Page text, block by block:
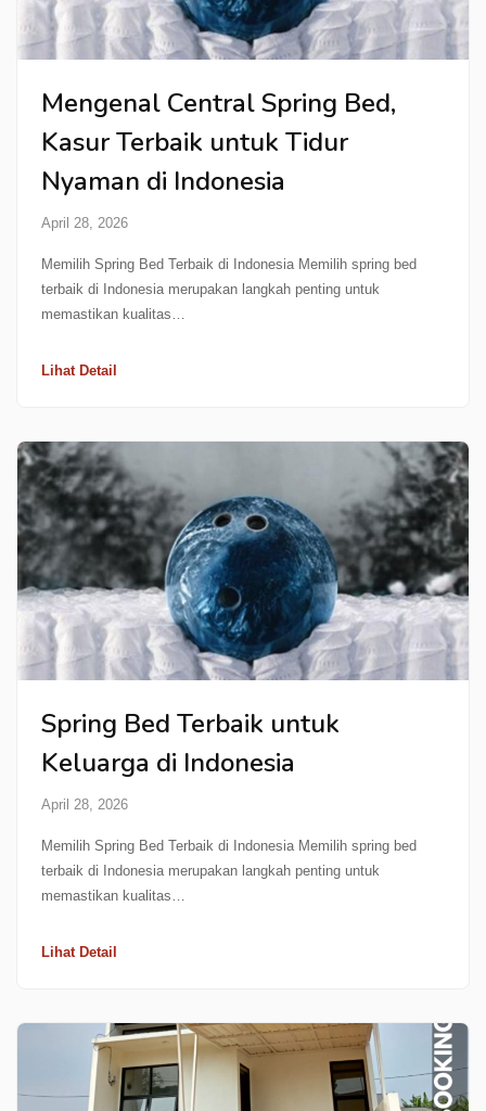
Mengenal Central Spring Bed,
Kasur Terbaik untuk Tidur
Nyaman di Indonesia
April 28, 2026
Memilih Spring Bed Terbaik di Indonesia Memilih spring bed
terbaik di Indonesia merupakan langkah penting untuk
memastikan kualitas…
Lihat Detail
Spring Bed Terbaik untuk
Keluarga di Indonesia
April 28, 2026
Memilih Spring Bed Terbaik di Indonesia Memilih spring bed
terbaik di Indonesia merupakan langkah penting untuk
memastikan kualitas…
Lihat Detail